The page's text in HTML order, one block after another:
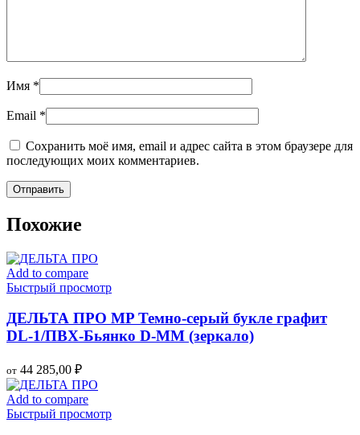
Имя *
Email *
Сохранить моё имя, email и адрес сайта в этом браузере для
последующих моих комментариев.
Похожие
Add to compare
Быстрый просмотр
ДЕЛЬТА ПРО MP Темно-серый букле графит
DL-1/ПВХ-Бьянко D-MМ (зеркало)
от 44 285,00 ₽
Add to compare
Быстрый просмотр